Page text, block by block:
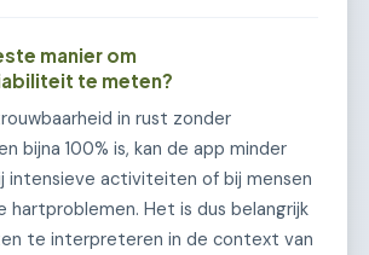
manier om
te meten?
in rust zonder
bijna 100% is, kan de app minder
intensieve activiteiten of bij mensen
hartproblemen. Het is dus belangrijk
te interpreteren in de context van